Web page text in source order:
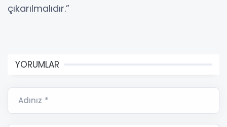
çıkarılmalıdır.”
YORUMLAR
Adınız *